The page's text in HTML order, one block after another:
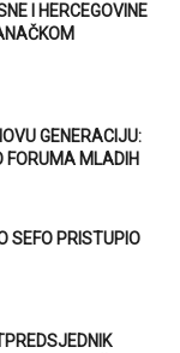
I HERCEGOVINE
GENERACIJU:
FORUMA MLADIH
SEFO PRISTUPIO